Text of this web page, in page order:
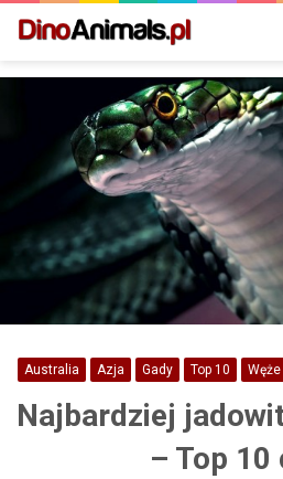
Australia Azja Gady Top 10 Węże
Najbardziej
– Top 10